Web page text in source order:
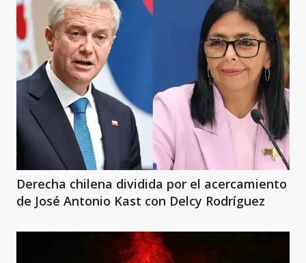
Derecha chilena dividida por el acercamiento
de José Antonio Kast con Delcy Rodríguez